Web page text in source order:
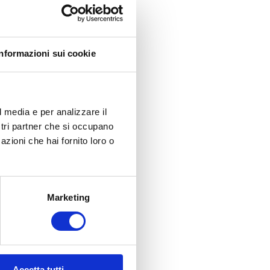
sui cookie
e per analizzare il
partner che si occupano
che hai fornito loro o
Marketing